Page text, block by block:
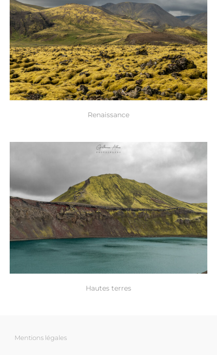
Renaissance
Hautes terres
Mentions légales